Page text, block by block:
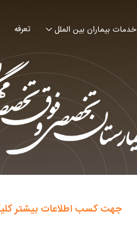
خدمات بیماران بین الملل تعرفه
جهت کسب اطلاعات بیشتر